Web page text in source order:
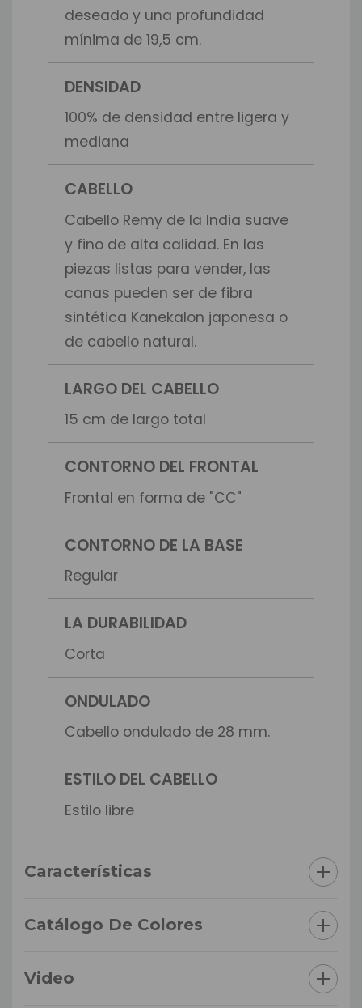
deseado y una profundidad
mínima de 19,5 cm.
DENSIDAD
100% de densidad entre ligera y
mediana
CABELLO
Cabello Remy de la India suave
y fino de alta calidad. En las
piezas listas para vender, las
canas pueden ser de fibra
sintética Kanekalon japonesa o
de cabello natural.
LARGO DEL CABELLO
15 cm de largo total
CONTORNO DEL FRONTAL
Frontal en forma de "CC"
CONTORNO DE LA BASE
Regular
LA DURABILIDAD
Corta
ONDULADO
Cabello ondulado de 28 mm.
ESTILO DEL CABELLO
Estilo libre
Características
Catálogo De Colores
Video